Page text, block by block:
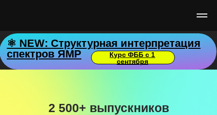
спектров ЯМР
сентября
2 500+ выпускников